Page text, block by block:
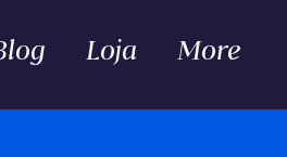
Loja More